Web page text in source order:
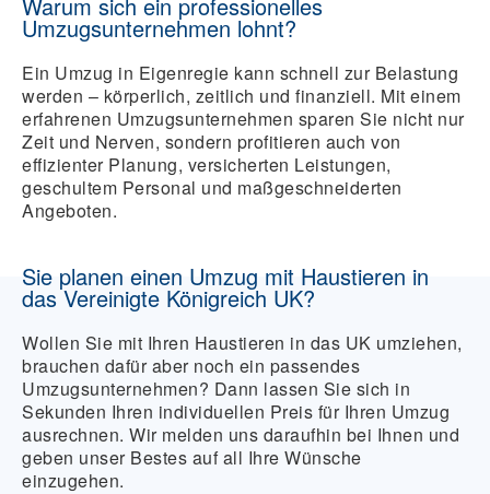
hundert Euro für professionelle Tiertransport-
Services oder Flugfracht.
Umzugsunternehmen lohnt?
Ein Umzug in Eigenregie kann schnell zur Belastung
werden – körperlich, zeitlich und finanziell. Mit einem
erfahrenen Umzugsunternehmen sparen Sie nicht nur
Zeit und Nerven, sondern profitieren auch von
effizienter Planung, versicherten Leistungen,
geschultem Personal und maßgeschneiderten
Angeboten.
Sie planen einen Umzug mit Haustieren in
das Vereinigte Königreich UK?
Wollen Sie mit Ihren Haustieren in das UK umziehen,
brauchen dafür aber noch ein passendes
Umzugsunternehmen? Dann lassen Sie sich in
Sekunden Ihren individuellen Preis für Ihren Umzug
ausrechnen. Wir melden uns daraufhin bei Ihnen und
geben unser Bestes auf all Ihre Wünsche
einzugehen.